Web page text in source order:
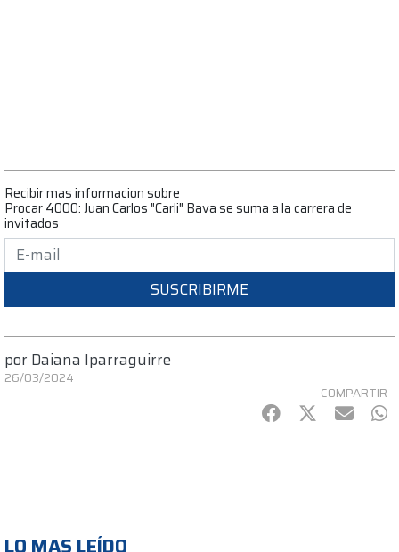
Recibir mas informacion sobre
Procar 4000: Juan Carlos "Carli" Bava se suma a la carrera de
invitados
SUSCRIBIRME
por Daiana Iparraguirre
26/03/2024
COMPARTIR
Facebook
Twitter
mail
LO MAS LEÍDO